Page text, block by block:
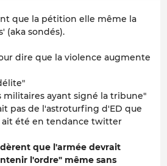
que la pétition elle même la
(aka sondés).
dire que la violence augmente
militaires ayant signé la tribune"
pas de l'astroturfing d'ED que
ait été en tendance twitter
que l'armée devrait
l'ordre" même sans